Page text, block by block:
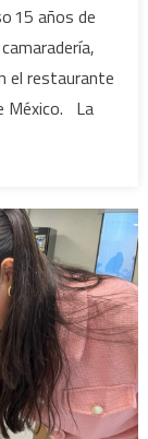
15 años de
el restaurante
México. La